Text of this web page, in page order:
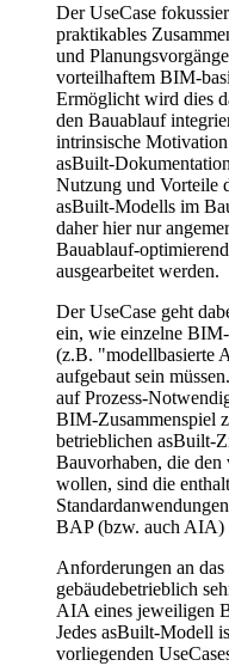
Der UseCase
praktikables
und
vorteilhaftem BIM-
Ermöglicht wird dies
den Bauablauf
intrinsische
asBuilt-
Nutzung und Vorteile
asBuilt-Modells im
daher hier nur
Bauablauf-
ausgearbeitet werden.
Der UseCase geht
ein, wie einzelne
(z.B. "modellbasierte
aufgebaut sein
auf Prozess-
BIM-Zusammenspiel
betrieblichen asBuilt-
Bauvorhaben, die den
wollen, sind die
BAP (bzw. auch AIA)
Anforderungen an
gebäudebetrieblich
AIA eines jeweiligen
Jedes asBuilt-Modell
vorliegenden